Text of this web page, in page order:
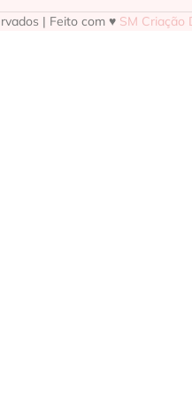
| Feito com ♥ SM Criação